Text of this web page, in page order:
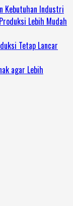
Kebutuhan Industri
Lebih Mudah
Tetap Lancar
agar Lebih